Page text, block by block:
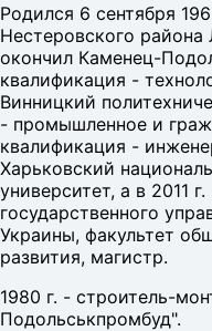
Родился 6 сентября
Нестеровского района
окончил Каменец-
квалификация -
Винницкий
- промышленное и
квалификация -
Харьковский
университет, а в 2011
государственного
Украины, факультет
развития, магистр.
1980 г. - строитель-
Подольськпромбуд".